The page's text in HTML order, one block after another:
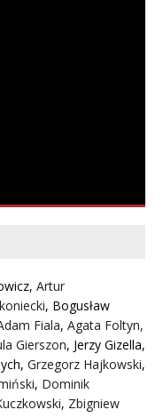
, Artur
, Bogusław
Fiala, Agata Foltyn,
Gierszon, Jerzy Gizella,
, Grzegorz Hajkowski,
, Dominik
, Zbigniew